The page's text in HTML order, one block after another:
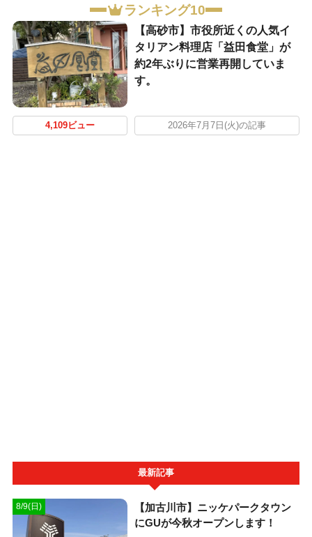
ランキング10
【高砂市】市役所近くの人気イ
タリアン料理店「益田食堂」が
約2年ぶりに営業再開していま
す。
4,109ビュー 2026年7月7日(火)の記事
最新記事
8/9(日)
【加古川市】ニッケパークタウン
にGUが今秋オープンします！